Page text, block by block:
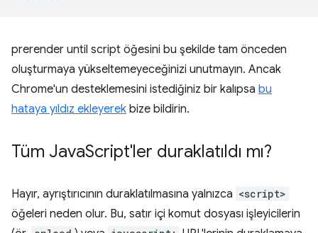
prerender until script öğesini bu şekilde tam önceden
oluşturmaya yükseltemeyeceğinizi unutmayın. Ancak
Chrome'un desteklemesini istediğiniz bir kalıpsa bu
hataya yıldız ekleyerek bize bildirin.
Tüm JavaScript'ler duraklatıldı mı?
Hayır, ayrıştırıcının duraklatılmasına yalnızca <script>
öğeleri neden olur. Bu, satır içi komut dosyası işleyicilerin